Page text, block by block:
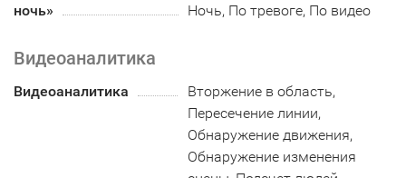
ночь»
Ночь, По тревоге, По видео
Видеоаналитика
Видеоаналитика
Вторжение в область,
Пересечение линии,
Обнаружение движения,
Обнаружение изменения